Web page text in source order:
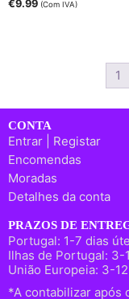
€9.99 (Com IVA)
1
CONTA
Entrar | Registar
Encomendas
Moradas
Detalhes da conta
PRAZOS DE
Portugal: 1-7 dias
Ilhas de Portugal: 3-
União Europeia: 3-
*A contabilizar após